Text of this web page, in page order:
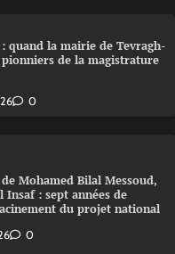
quand la mairie de Tevragh-
de la magistrature
0
Mohamed Bilal Messoud,
: sept années de
du projet national
0